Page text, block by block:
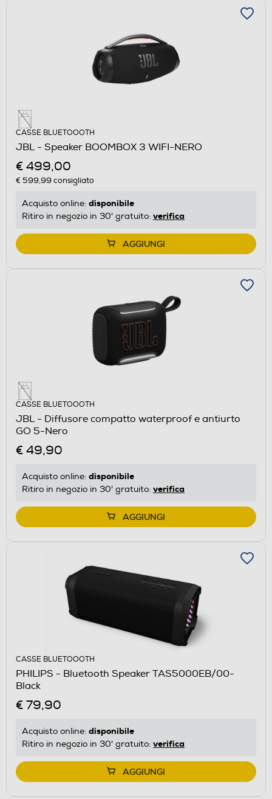
CASSE BLUETOOOTH
JBL - Speaker BOOMBOX 3 WIFI-NERO
€ 499,00
€ 599,99 consigliato
Acquisto online: disponibile
Ritiro in negozio in 30' gratuito: verifica
AGGIUNGI
CASSE BLUETOOOTH
JBL - Diffusore compatto waterproof e antiurto
GO 5-Nero
€ 49,90
Acquisto online: disponibile
Ritiro in negozio in 30' gratuito: verifica
AGGIUNGI
CASSE BLUETOOOTH
PHILIPS - Bluetooth Speaker TAS5000EB/00-
Black
€ 79,90
Acquisto online: disponibile
Ritiro in negozio in 30' gratuito: verifica
AGGIUNGI